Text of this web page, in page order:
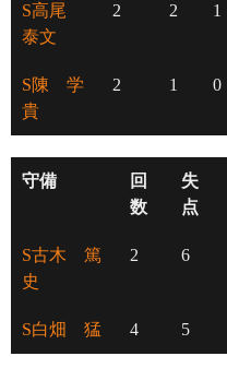
S高尾
泰文
2 2 1
S陳 学
貴
2 1 0
守備
回
数
失
点
S古木 篤
史
2 6
S白畑 猛 4 5